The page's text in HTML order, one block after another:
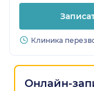
Клиника
Онлайн-